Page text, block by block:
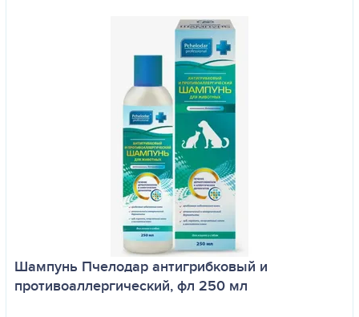
Шампунь Пчелодар антигрибковый и
противоаллергический, фл 250 мл